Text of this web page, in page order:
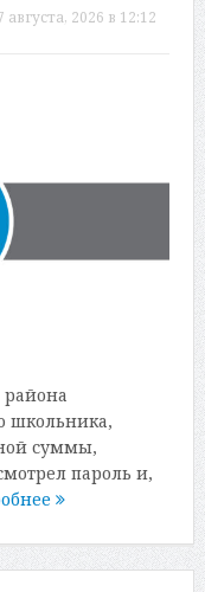
августа, 2026 в 12:12
школьника,
суммы,
пароль и,